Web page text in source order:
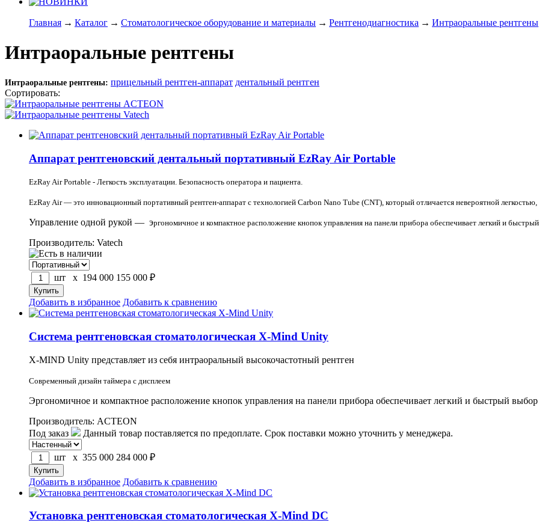
Главная → Каталог → Стоматологическое оборудование и материалы → Рентгенодиагностика → Интраоральные рентгены
Интраоральные рентгены
Интраоральные рентгены: прицельный рентген-аппарат дентальный рентген
Сортировать:
Аппарат рентгеновский дентальный портативный EzRay Air Portable
EzRay Air Portable - Легкость эксплуатации. Безопасность оператора и пациента.
EzRay Air — это инновационный портативный рентген-аппарат с технологией Carbon Nano Tube (CNT), который отличается невероятной
Управление одной рукой — эргономичное и компактное расположение кнопок управления на панели прибора обеспечивает легкий и
Производитель: Vatech
шт x 194 000 155 000 ₽
Добавить в избранное Добавить к сравнению
Система рентгеновская стоматологическая X-Mind Unity
X-MIND Unity представляет из себя интраоральный высокочастотный рентген
Современный дизайн таймера с дисплеем
Эргономичное и компактное расположение кнопок управления на панели прибора обеспечивает легкий и быстрый
Производитель: ACTEON
Под заказ
Данный товар поставляется по предоплате. Срок поставки можно уточнить у менеджера.
шт x 355 000 284 000 ₽
Добавить в избранное Добавить к сравнению
Установка рентгеновская стоматологическая X-Mind DC